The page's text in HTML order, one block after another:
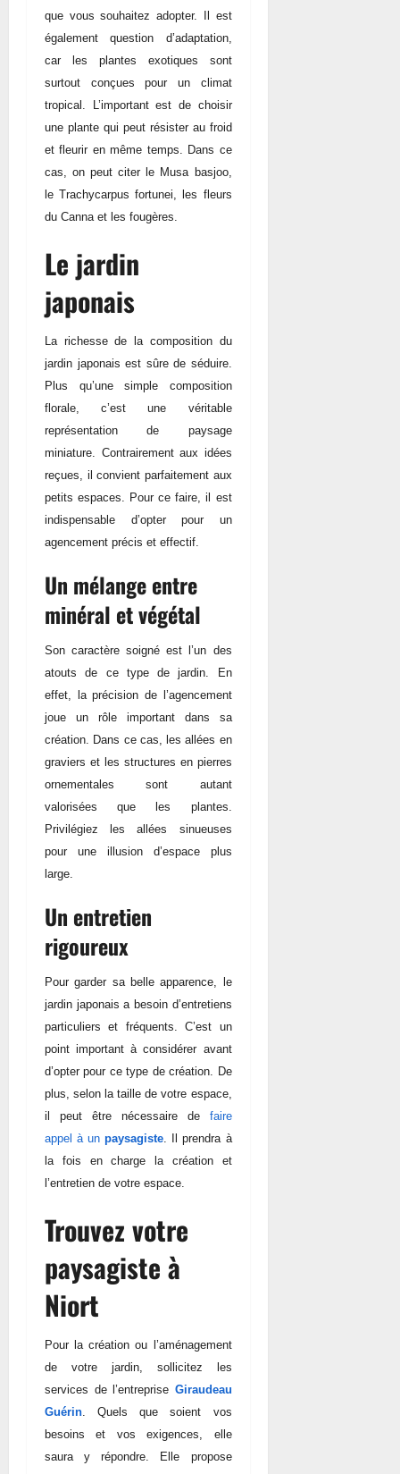
que vous souhaitez adopter. Il est
également question d’adaptation,
car les plantes exotiques sont
surtout conçues pour un climat
tropical. L’important est de choisir
une plante qui peut résister au froid
et fleurir en même temps. Dans ce
cas, on peut citer le Musa basjoo,
le Trachycarpus fortunei, les fleurs
du Canna et les fougères.
Le jardin
japonais
La richesse de la composition du
jardin japonais est sûre de séduire.
Plus qu’une simple composition
florale, c’est une véritable
représentation de paysage
miniature. Contrairement aux idées
reçues, il convient parfaitement aux
petits espaces. Pour ce faire, il est
indispensable d’opter pour un
agencement précis et effectif.
Un mélange entre
minéral et végétal
Son caractère soigné est l’un des
atouts de ce type de jardin. En
effet, la précision de l’agencement
joue un rôle important dans sa
création. Dans ce cas, les allées en
graviers et les structures en pierres
ornementales sont autant
valorisées que les plantes.
Privilégiez les allées sinueuses
pour une illusion d’espace plus
large.
Un entretien
rigoureux
Pour garder sa belle apparence, le
jardin japonais a besoin d’entretiens
particuliers et fréquents. C’est un
point important à considérer avant
d’opter pour ce type de création. De
plus, selon la taille de votre espace,
il peut être nécessaire de faire
appel à unpaysagiste . Il prendra à
la fois en charge la création et
l’entretien de votre espace.
Trouvez votre
paysagiste à
Niort
Pour la création ou l’aménagement
de votre jardin, sollicitez les
services de l’entreprise Giraudeau
Guérin . Quels que soient vos
besoins et vos exigences, elle
saura y répondre. Elle propose